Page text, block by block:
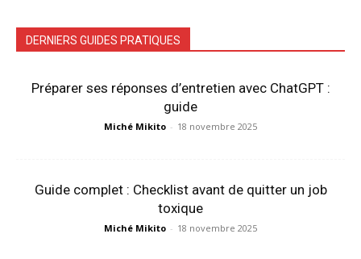
DERNIERS GUIDES PRATIQUES
Préparer ses réponses d’entretien avec ChatGPT :
guide
Miché Mikito - 18 novembre 2025
Guide complet : Checklist avant de quitter un job
toxique
Miché Mikito - 18 novembre 2025